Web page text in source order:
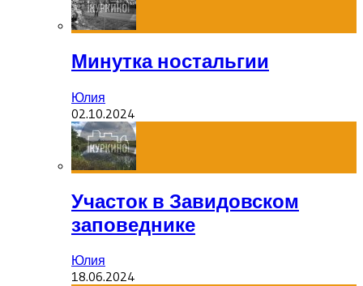
Минутка ностальгии
Юлия
02.10.2024
Участок в Завидовском
заповеднике
Юлия
18.06.2024